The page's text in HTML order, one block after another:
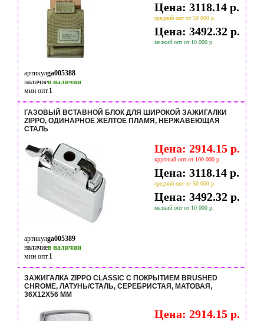
Цена: 3118.14 р.
средний опт от 50 000 р.
Цена: 3492.32 р.
мелкий опт от 10 000 р.
артикулga005388
наличиев наличии
мин опт.1
ГАЗОВЫЙ ВСТАВНОЙ БЛОК ДЛЯ ШИРОКОЙ ЗАЖИГАЛКИ
ZIPPO, ОДИНАРНОЕ ЖЁЛТОЕ ПЛАМЯ, НЕРЖАВЕЮЩАЯ
СТАЛЬ
Цена: 2914.15 р.
крупный опт от 100 000 р.
Цена: 3118.14 р.
средний опт от 50 000 р.
Цена: 3492.32 р.
мелкий опт от 10 000 р.
артикулga005389
наличиев наличии
мин опт.1
ЗАЖИГАЛКА ZIPPO CLASSIC С ПОКРЫТИЕМ BRUSHED
CHROME, ЛАТУНЬ/СТАЛЬ, СЕРЕБРИСТАЯ, МАТОВАЯ,
36X12X56 ММ
Цена: 2914.15 р.